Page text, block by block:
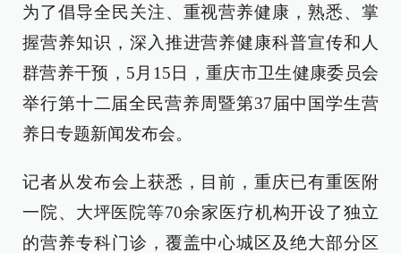
为了倡导全民关注、重视营养健康，熟悉、掌
握营养知识，深入推进营养健康科普宣传和人
群营养干预，5月15日，重庆市卫生健康委员会
举行第十二届全民营养周暨第37届中国学生营
养日专题新闻发布会。
记者从发布会上获悉，目前，重庆已有重医附
一院、大坪医院等70余家医疗机构开设了独立
的营养专科门诊，覆盖中心城区及绝大部分区